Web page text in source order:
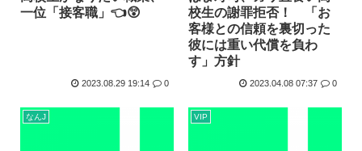
一位「接客職」👈😲
2023.08.29 19:14 0
校生の謝罪拒否！ 「お
客様との信頼を裏切った
彼には重い代償を負わ
す」方針
2023.04.08 07:37 0
なんJ VIP